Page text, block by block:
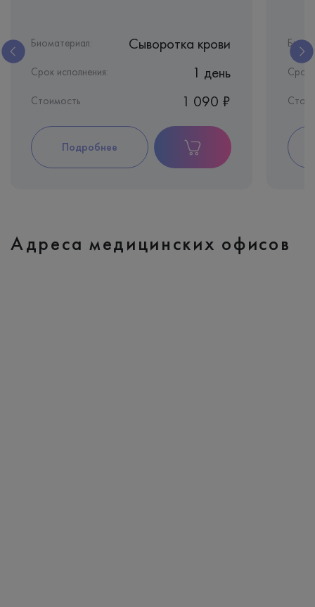
Биоматериал: Сыворотка крови
Срок исполнения: 1 день
Стоимость 1 090 ₽
Подробнее
Срок
Адреса медицинских офисов